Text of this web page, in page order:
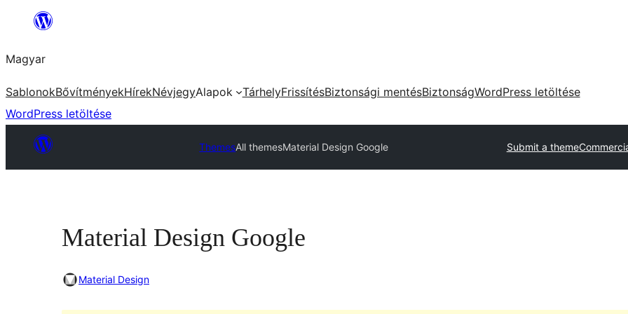
Ugrás
tartalomhoz
Magyar
SablonokBővítményekHírekNévjegyAlapok TárhelyFrissítésBiztonsági mentésBiztonságWordPress letöltése
WordPress letöltése
ThemesAll themesMaterial Design Google Submit a theme
Material Design Google
Material Design